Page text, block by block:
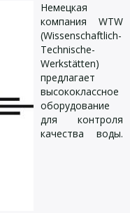
Немецкая
компания WTW
(Wissenschaftlich-
Technische-
Werkstätten)
предлагает
высококлассное
оборудование
для контроля
качества воды.